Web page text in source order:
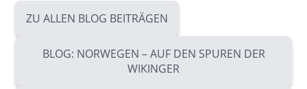
ZU ALLEN BLOG BEITRÄGEN
BLOG: NORWEGEN – AUF DEN SPUREN DER
WIKINGER